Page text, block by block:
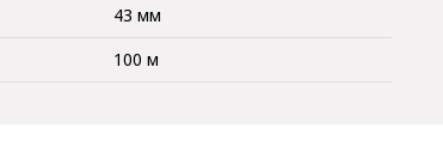
43 мм
100 м